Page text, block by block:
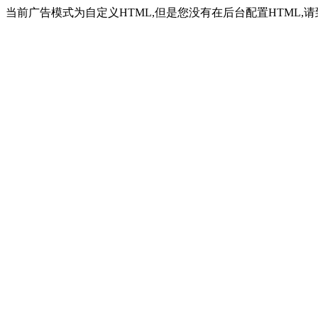
当前广告模式为自定义HTML,但是您没有在后台配置HTML,